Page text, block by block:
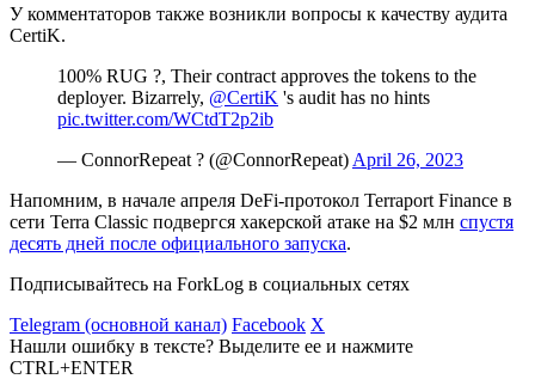
У комментаторов также возникли вопросы к качеству аудита
CertiK.
100% RUG ?, Their contract approves the tokens to the
deployer. Bizarrely, @CertiK 's audit has no hints
pic.twitter.com/WCtdT2p2ib
— ConnorRepeat ? (@ConnorRepeat) April 26, 2023
Напомним, в начале апреля DeFi-протокол Terraport Finance в
сети Terra Classic подвергся хакерской атаке на $2 млн спустя
десять дней после официального запуска.
Подписывайтесь на ForkLog в социальных сетях
Telegram (основной канал) Facebook X
Нашли ошибку в тексте? Выделите ее и нажмите
CTRL+ENTER